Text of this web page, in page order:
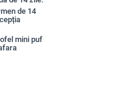
de 14
mini puf